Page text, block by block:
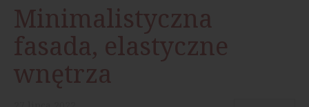
Minimalistyczna
fasada, elastyczne
wnętrza